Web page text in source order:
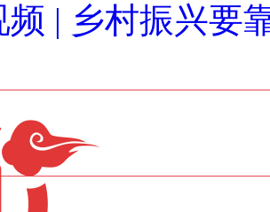
频 | 乡村振兴要